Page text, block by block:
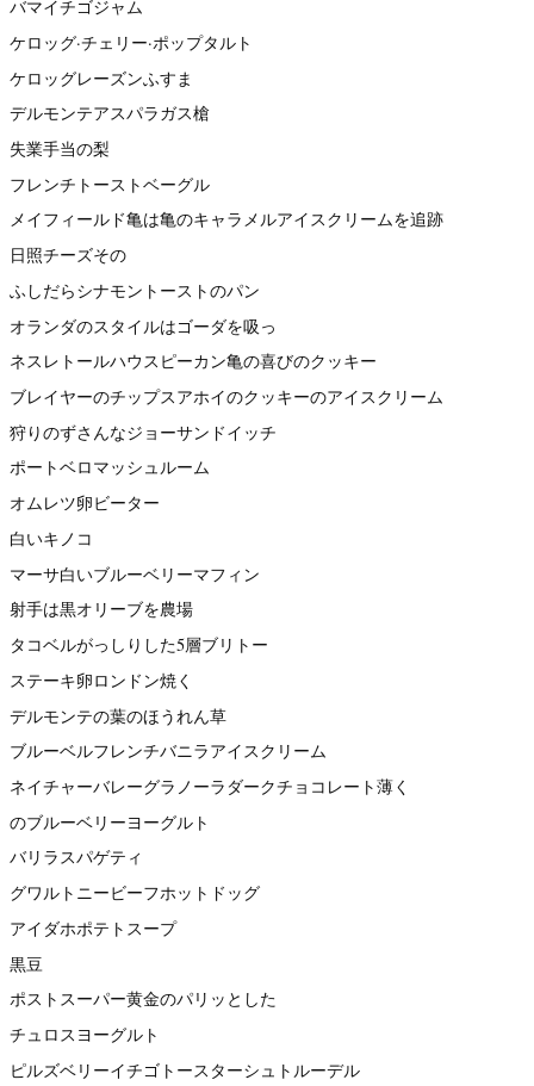
バマイチゴジャム
ケロッグ·チェリー·ポップタルト
ケロッグレーズンふすま
デルモンテアスパラガス槍
失業手当の梨
フレンチトーストベーグル
メイフィールド亀は亀のキャラメルアイスクリームを追跡
日照チーズその
ふしだらシナモントーストのパン
オランダのスタイルはゴーダを吸っ
ネスレトールハウスピーカン亀の喜びのクッキー
ブレイヤーのチップスアホイのクッキーのアイスクリーム
狩りのずさんなジョーサンドイッチ
ポートベロマッシュルーム
オムレツ卵ビーター
白いキノコ
マーサ白いブルーベリーマフィン
射手は黒オリーブを農場
タコベルがっしりした5層ブリトー
ステーキ卵ロンドン焼く
デルモンテの葉のほうれん草
ブルーベルフレンチバニラアイスクリーム
ネイチャーバレーグラノーラダークチョコレート薄く
のブルーベリーヨーグルト
バリラスパゲティ
グワルトニービーフホットドッグ
アイダホポテトスープ
黒豆
ポストスーパー黄金のパリッとした
チュロスヨーグルト
ピルズベリーイチゴトースターシュトルーデル